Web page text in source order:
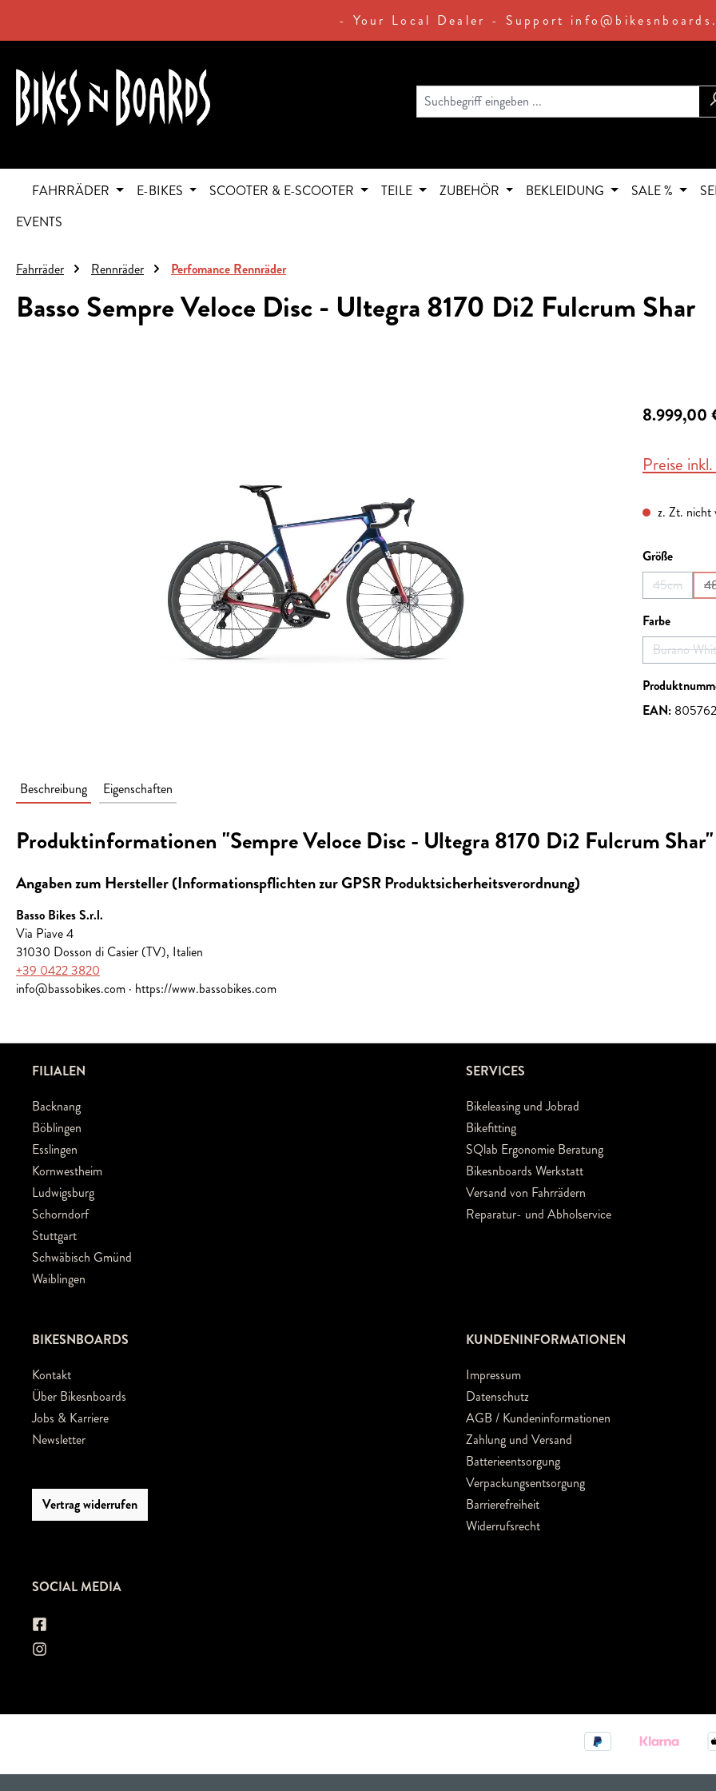
- Your Local Dealer - Support
FAHRRÄDER E-BIKES SCOOTER & E-SCOOTER TEILE ZUBEHÖR BEKLEIDUNG SALE %
EVENTS
Fahrräder Rennräder Perfomance Rennräder
Basso Sempre Veloce Disc - Ultegra 8170 Di2 Fulcrum Shar
8.999,00
Preise
z. Zt. nicht
Größe
45cm
(Diese
Farbeauswählen
Burano
EAN:
Beschreibung Eigenschaften
Produktinformationen "Sempre Veloce Disc - Ultegra 8170 Di2 Fulcrum Shar"
Angaben zum Hersteller (Informationspflichten zur GPSR Produktsicherheitsverordnung)
Basso Bikes S.r.l.
Via Piave 4
31030 Dosson di Casier (TV), Italien
+39 0422 3820
info@bassobikes.com · https://www.bassobikes.com
FILIALEN
Backnang
Böblingen
Esslingen
Kornwestheim
Ludwigsburg
Schorndorf
Stuttgart
Schwäbisch Gmünd
Waiblingen
SERVICES
Bikeleasing und Jobrad
Bikefitting
SQlab Ergonomie Beratung
Bikesnboards Werkstatt
Versand von Fahrrädern
Reparatur- und Abholservice
BIKESNBOARDS
Kontakt
Über Bikesnboards
Jobs & Karriere
Newsletter
Vertrag widerrufen
KUNDENINFORMATIONEN
Impressum
Datenschutz
AGB / Kundeninformationen
Zahlung und Versand
Batterieentsorgung
Verpackungsentsorgung
Barrierefreiheit
Widerrufsrecht
SOCIAL MEDIA